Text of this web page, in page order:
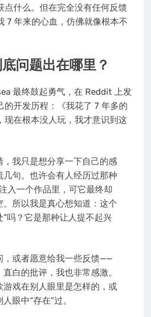
点什么。但在完全没有任何反馈
7 年来的心血，仿佛就像根本不
问题出在哪里？
最终鼓起勇气，在 Reddit 上发
的开发历程：《我花了 7 年多的
现在根本没人玩，我才意识到这
，我只是想分享一下自己的感
几句。也许会有人经历过那种
入一个作品里，可它最终却
。所以我是真心想知道：这个
吗？它是那种让人提不起兴
，或者愿意给我一些反馈——
白的批评，我也非常感激。
游戏在别人眼里是怎样的，或
眼中“存在”过。